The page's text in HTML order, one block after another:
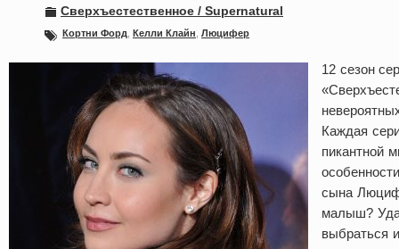
Сверхъестественное / Supernatural
Кортни Форд Келли Клайн Люцифер
12 сезон
Каждая
пикантной
сына
малыш?
выбраться